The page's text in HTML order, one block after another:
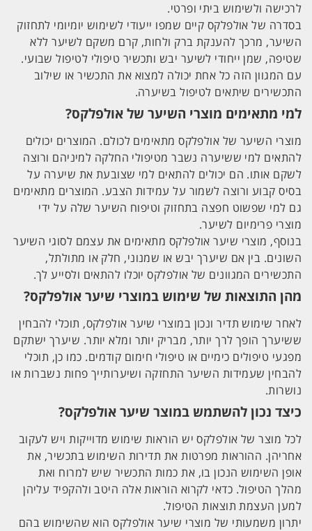
לרכישה ולשימוש ביתי ופרטי.
בסדרה של אולפלקס קיים שמפו ייעודי לשימוש יומיומי לתחזוק
השיער, מרכך להענקת ברק ולחות, קרם משקם לשיער ללא
שטיפה, שמן ייחודי לשיער יבש ותכשיר טיפולי לטיפול שבועי.
עם המגוון הזה כל אחת יכולה למצוא את התכשיר או שילוב
התכשירים שיתאים לטיפול בשיערה.
למי מתאימים מוצרי השיער של אולפלקס?
מוצרי השיער של אולפלקס מתאימים לכולם. המוצרים יכולים
להתאים למי ששיערה נשבר מטיפולי החלקה למיניהם ורוצה
לשקם אותו. הם יכולים להתאים למי שצובעת את שיערה על
בסיס קבוע ורוצה לשמור על עמידות הצבע. המוצרים מתאימים
גם למי שפשוט חפצה בתחזוק וטיפוח השיער שלה על ידי
מוצרי פרימיום לשיער.
בנוסף, מוצרי שיער אולפלקס מתאימים את עצמם לסוגי השיער
השונים. בין אם שיערך יבש או שמנוני, חלק או מתולתל,
התכשירים המגוונים של אולפלקס יוכלו להתאים ולסייע לך.
מהן התוצאות של שימוש במוצרי שיער אולפלקס?
לאחר שימוש תדיר ונכון במוצרי שיער אולפלקס, תוכלי להבחין
ששיערך הופך לרך יותר, מבריק יותר ומלא יותר. שיערך ישתקם
מפגעי טיפולים כימיים או טיפולי חימום קודמים. כמו כן, תוכלי
להבחין שעמידות השיער התחזקה ושיערותייך פחות נשברות או
נושרות.
כיצד נכון להשתמש במוצר שיער אולפלקס?
לכל מוצר של אולפלקס יש הוראות שימוש מדוייקות ויש לעקוב
אחריהן. ההוראות מפרטות את תדירות השימוש בתכשיר, את
אופן השימוש הנכון בו, את כמות התכשיר שיש למרוח ואת
מהלך הטיפול. כדאי לקרוא הוראות אלה היטב ולהקפיד עליהן
למען העצמת תוצאות הטיפול.
יתרון משמעותי של מוצרי שיער אולפלקס הוא שהשימוש בהם